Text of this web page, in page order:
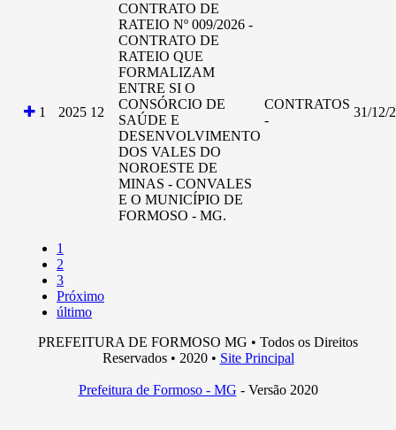
1 2025 12
CONTRATO DE
RATEIO Nº 009/2026 -
CONTRATO DE
RATEIO QUE
FORMALIZAM
ENTRE SI O
CONSÓRCIO DE
SAÚDE E
DESENVOLVIMENTO
DOS VALES DO
NOROESTE DE
MINAS - CONVALES
E O MUNICÍPIO DE
FORMOSO - MG.
CONTRATOS
-
31/12/
1
2
3
Próximo
último
PREFEITURA DE FORMOSO MG • Todos os Direitos
Reservados • 2020 • Site Principal
Prefeitura de Formoso - MG - Versão 2020